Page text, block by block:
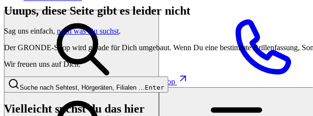
Shop
Uuups, diese Seite gibt es leider nicht
Sag uns einfach, nach was Du suchst.
Der GRONDE-Shop wird gerade für Dich umgebaut. Wenn Du eine bestimmte Brillenfassung,
Wir freuen uns auf Dich.
Suche nach Sehtest, Hörgeräten, Filialen …Enter
Vielleicht suchst du das hier